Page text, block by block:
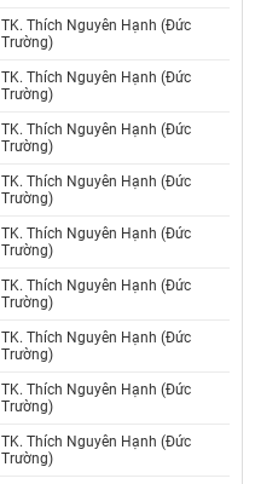
TK. Thích Nguyên Hạnh (Đức
Trường)
TK. Thích Nguyên Hạnh (Đức
Trường)
TK. Thích Nguyên Hạnh (Đức
Trường)
TK. Thích Nguyên Hạnh (Đức
Trường)
TK. Thích Nguyên Hạnh (Đức
Trường)
TK. Thích Nguyên Hạnh (Đức
Trường)
TK. Thích Nguyên Hạnh (Đức
Trường)
TK. Thích Nguyên Hạnh (Đức
Trường)
TK. Thích Nguyên Hạnh (Đức
Trường)